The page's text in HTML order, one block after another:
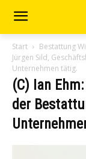
Start Bestattung
Jürgen Sild,
Unternehmen tätig.
(C) Ian
der